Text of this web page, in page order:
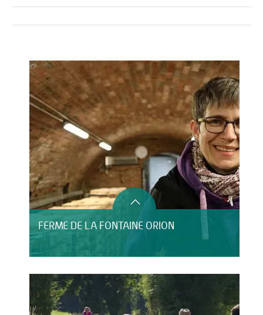
FERME DE LA FONTAINE ORION